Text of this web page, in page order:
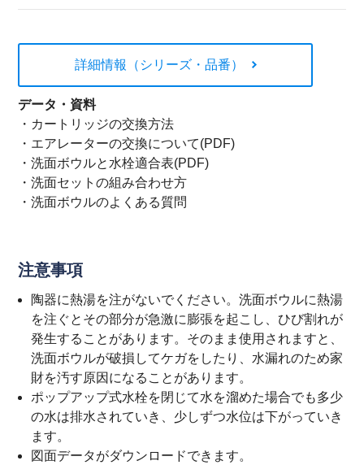
詳細情報（シリーズ・品番）
データ・資料
・ カートリッジの交換方法
・ エアレーターの交換について(PDF)
・洗面ボウルと水栓適合表(PDF)
・洗面セットの組み合わせ方
・洗面ボウルのよくある質問
注意事項
陶器に熱湯を注がないでください。洗面ボウルに熱湯
を注ぐとその部分が急激に膨張を起こし、ひび割れが
発生することがあります。そのまま使用されますと、
洗面ボウルが破損してケガをしたり、水漏れのため家
財を汚す原因になることがあります。
ポップアップ式水栓を閉じて水を溜めた場合でも多少
の水は排水されていき、少しずつ水位は下がっていき
ます。
図面データがダウンロードできます。